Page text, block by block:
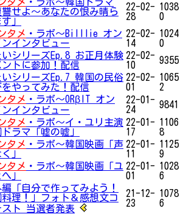
讐せよ～あなたの恨み晴ら
」
22-02-
28
1038
0
タメ ・ラボ～Billlie オン
ンインタビュー
22-02-
14
1024
0
いシリーズEp.8 お正月体験
ントに参加！配信
22-02-
10
9355
いシリーズEp.7 韓国の民俗
をやってみた！配信
22-02-
01
1065
2
タメ ・ラボ～ORβIT オン
ンインタビュー
22-01-
24
9841
タメ ・ラボ～イ・ユリ主演
ラマ「嘘の嘘」
22-01-
17
1106
8
タメ ・ラボ～韓国映画「声
」
22-01-
11
1125
9
タメ ・ラボ～韓国映画「ユ
」
22-01-
01
1028
6
「自分で作ってみよう！
理！」フォト＆感想文コ
スト 当選者発表
21-12-
23
1078
6